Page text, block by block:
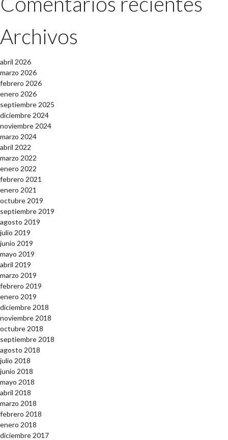
Archivos
abril 2026
marzo 2026
febrero 2026
enero 2026
septiembre 2025
diciembre 2024
noviembre 2024
marzo 2024
abril 2022
marzo 2022
enero 2022
febrero 2021
enero 2021
octubre 2019
septiembre 2019
agosto 2019
julio 2019
junio 2019
mayo 2019
abril 2019
marzo 2019
febrero 2019
enero 2019
diciembre 2018
noviembre 2018
octubre 2018
septiembre 2018
agosto 2018
julio 2018
junio 2018
mayo 2018
abril 2018
marzo 2018
febrero 2018
enero 2018
diciembre 2017